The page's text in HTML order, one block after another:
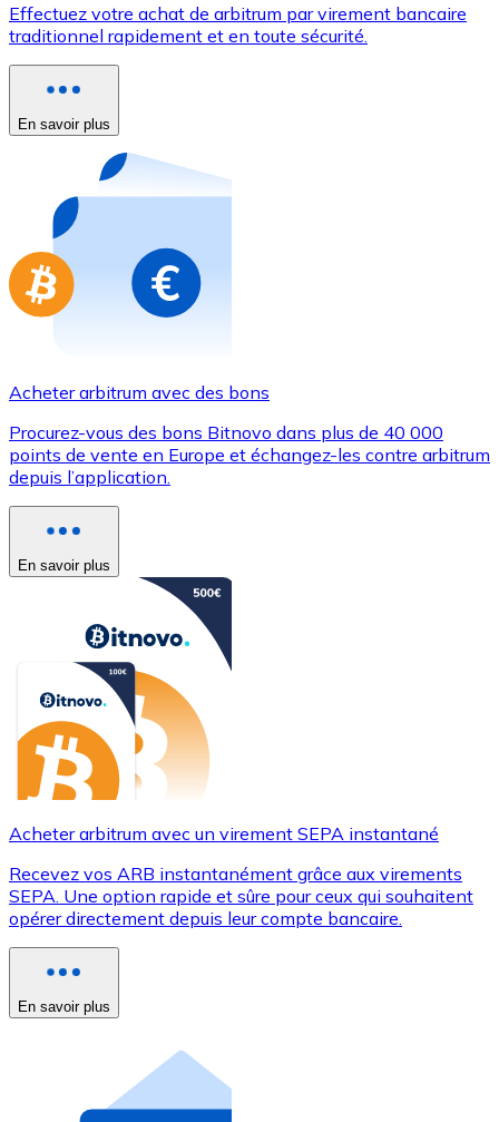
Acheter avec carte
Boutique - Cartes
Achetez des cartes-cadeaux de vos marques
Aller à la boutique de cartes-cadeaux
Effectuez votre achat de arbitrum par virement bancaire
traditionnel rapidement et en toute sécurité.
En savoir plus
Acheter arbitrum avec des bons
Procurez-vous des bons Bitnovo dans plus de 40 000
points de vente en Europe et échangez-les contre arbitrum
depuis l’application.
En savoir plus
Acheter arbitrum avec un virement SEPA instantané
Recevez vos ARB instantanément grâce aux virements
SEPA. Une option rapide et sûre pour ceux qui souhaitent
opérer directement depuis leur compte bancaire.
En savoir plus